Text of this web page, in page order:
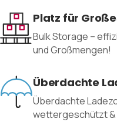
Platz für
Bulk Storage –
und Großmengen!
Überdachte
Überdachte
wettergeschützt &